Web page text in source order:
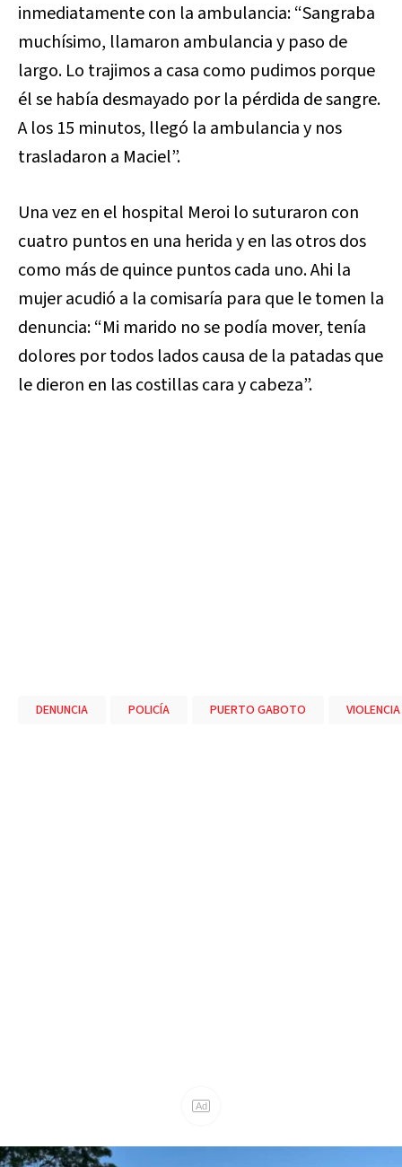
inmediatamente con la ambulancia: “Sangraba
muchísimo, llamaron ambulancia y paso de
largo. Lo trajimos a casa como pudimos porque
él se había desmayado por la pérdida de sangre.
A los 15 minutos, llegó la ambulancia y nos
trasladaron a Maciel”.
Una vez en el hospital Meroi lo suturaron con
cuatro puntos en una herida y en las otros dos
como más de quince puntos cada uno. Ahi la
mujer acudió a la comisaría para que le tomen la
denuncia: “Mi marido no se podía mover, tenía
dolores por todos lados causa de la patadas que
le dieron en las costillas cara y cabeza”.
DENUNCIA POLICÍA PUERTO GABOTO VIOLENCIA